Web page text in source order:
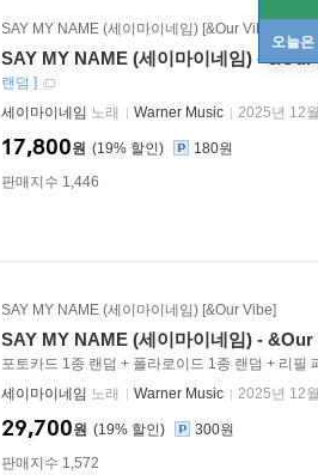
오늘
SAY MY NAME (세이마이네임) [&Our Vibe]
SAY MY NAME (세이마이네임) -
랜덤 ]
세이마이네임 노래 Warner Music 2025년 12월
19%
17,800원
180원
판매지수 1,446
SAY MY NAME (세이마이네임) [&Our Vibe]
SAY MY NAME (세이마이네임) -
포토카드 1종 랜덤 + 폴라로이드 1종 랜덤 + 리필
세이마이네임 노래 Warner Music 2025년 12월
19%
29,700원
300원
판매지수 1,572